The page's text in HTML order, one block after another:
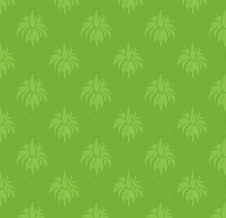
esetén is jót tesz egy pohár
víz. Hűtő hatású
- gyümölcsök: alma, édes
bogyós gyümölcsök,
görögdinnye, sárgadinnye,
déligyümölcsök - gabonák:
köles, árpa, búza
- zöldségek: brokkoli,